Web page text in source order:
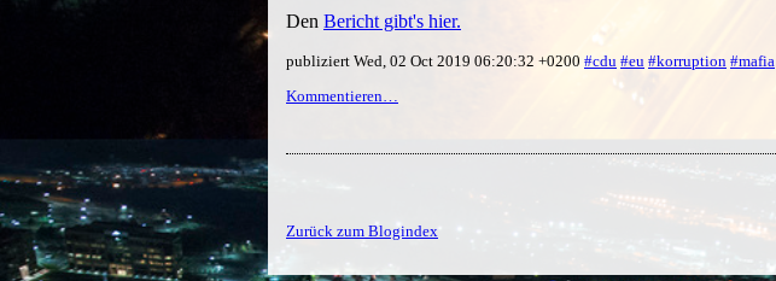
Den Bericht gibt's hier.
publiziert Wed, 02 Oct 2019 06:20:32 +0200 #cdu #eu #korruption #mafia
Kommentieren…
Zurück zum Blogindex